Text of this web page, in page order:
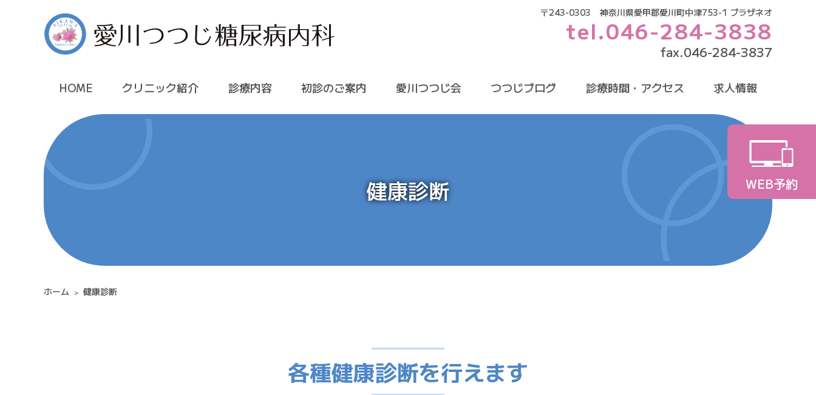
医療法人芙蓉会 愛川つつじ糖尿病内科 〒243-0303 神奈川県愛甲郡愛川町中津753-1 プラザネオ
tel.046-284-3838
fax.046-284-3837
HOME クリニック紹介 診療内容 初診のご案内 愛川つつじ会 つつじブログ 診療時間・アクセス 求人情報
健康診断 WEB予約
ホーム 健康診断
各種健康診断を行えます